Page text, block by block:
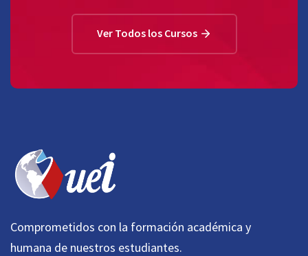
Ver Todos los Cursos
Comprometidos con la formación académica y
humana de nuestros estudiantes.